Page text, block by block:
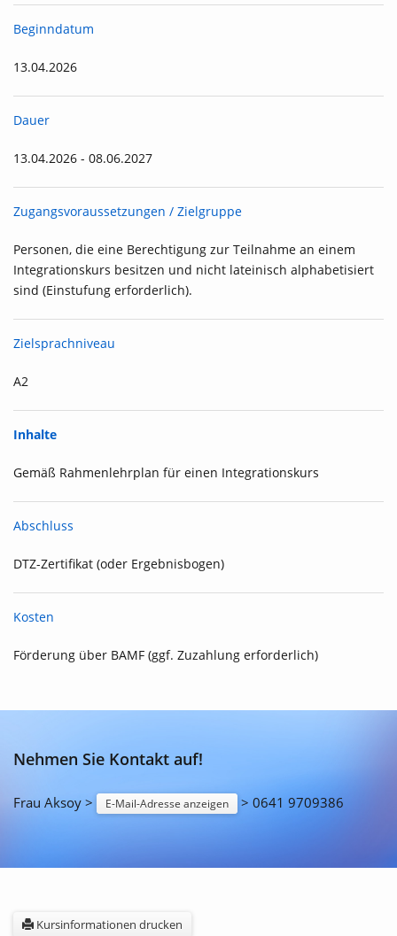
Beginndatum
13.04.2026
Dauer
13.04.2026 - 08.06.2027
Zugangsvoraussetzungen / Zielgruppe
Personen, die eine Berechtigung zur Teilnahme an einem
Integrationskurs besitzen und nicht lateinisch alphabetisiert
sind (Einstufung erforderlich).
Zielsprachniveau
A2
Inhalte
Gemäß Rahmenlehrplan für einen Integrationskurs
Abschluss
DTZ-Zertifikat (oder Ergebnisbogen)
Kosten
Förderung über BAMF (ggf. Zuzahlung erforderlich)
Nehmen Sie Kontakt auf!
Frau Aksoy > E-Mail-Adresse anzeigen > 0641 9709386
Kursinformationen drucken